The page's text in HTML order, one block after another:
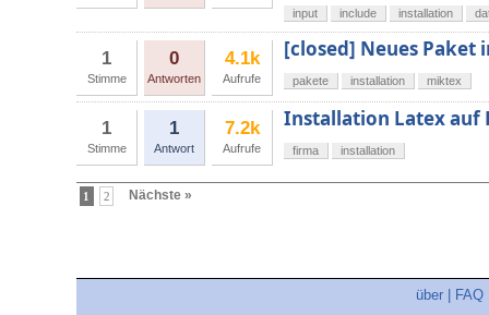
input include installation
1
Stimme
0
Antworten
4.1k
Aufrufe
[closed] Neues Paket
pakete installation miktex
1
Stimme
1
Antwort
7.2k
Aufrufe
Installation Latex auf
firma installation
1 2 Nächste »
über FAQ